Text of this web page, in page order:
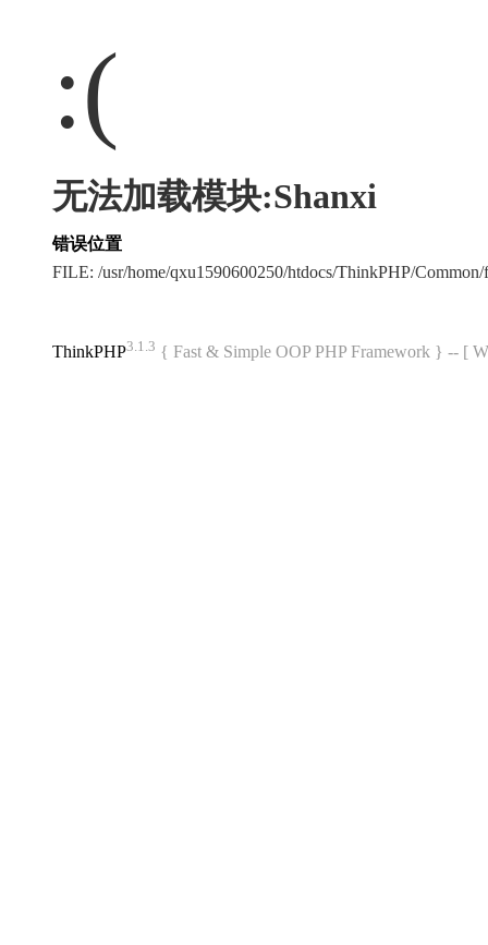
:(
无法加载模块:Shanxi
错误位置
FILE: /usr/home/qxu1590600250/htdocs/ThinkPHP/
ThinkPHP3.1.3 { Fast & Simple OOP PHP Framework } -- [